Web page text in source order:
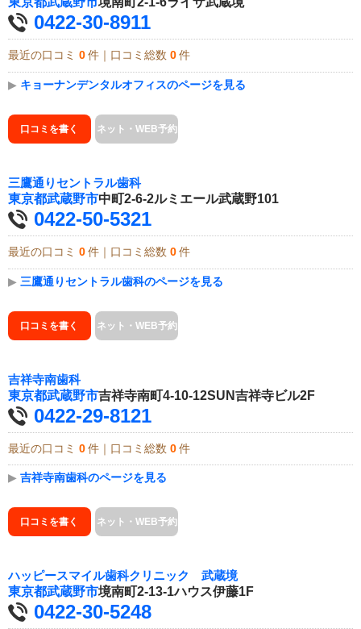
0422-30-8911
最近の口コミ 0 件｜口コミ総数 0 件
▶ キョーナンデンタルオフィスのページを見る
口コミを書く ネット・WEB予約
三鷹通りセントラル歯科
東京都武蔵野市中町2-6-2ルミエール武蔵野101
0422-50-5321
最近の口コミ 0 件｜口コミ総数 0 件
▶ 三鷹通りセントラル歯科のページを見る
口コミを書く ネット・WEB予約
吉祥寺南歯科
東京都武蔵野市吉祥寺南町4-10-12SUN吉祥寺ビル2F
0422-29-8121
最近の口コミ 0 件｜口コミ総数 0 件
▶ 吉祥寺南歯科のページを見る
口コミを書く ネット・WEB予約
ハッピースマイル歯科クリニック 武蔵境
東京都武蔵野市境南町2-13-1ハウス伊藤1F
0422-30-5248